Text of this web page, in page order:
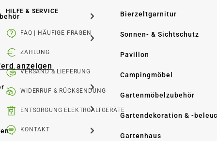
anzeigen
Bierzeltgarnitur
Sonnen- & Sichtschutz
Pavillon
Campingmöbel
Gartenmöbelzubehör
Gartendekoration & -
Gartenhaus
HILFE & SERVICE
FAQ | HÄUFIGE FRAGEN
ZAHLUNG
VERSAND & LIEFERUNG
WIDERRUF & RÜCKSENDUNG
ENTSORGUNG ELEKTROALTGERÄTE
KONTAKT